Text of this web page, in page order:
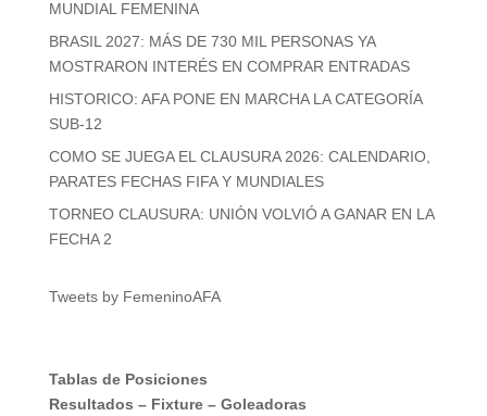
MUNDIAL FEMENINA
BRASIL 2027: MÁS DE 730 MIL PERSONAS YA
MOSTRARON INTERÉS EN COMPRAR ENTRADAS
HISTORICO: AFA PONE EN MARCHA LA CATEGORÍA
SUB-12
COMO SE JUEGA EL CLAUSURA 2026: CALENDARIO,
PARATES FECHAS FIFA Y MUNDIALES
TORNEO CLAUSURA: UNIÓN VOLVIÓ A GANAR EN LA
FECHA 2
Tweets by FemeninoAFA
Tablas de Posiciones
Resultados – Fixture– Goleadoras